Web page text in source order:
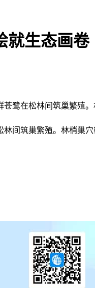
就生态画卷
间筑巢繁殖。林梢巢